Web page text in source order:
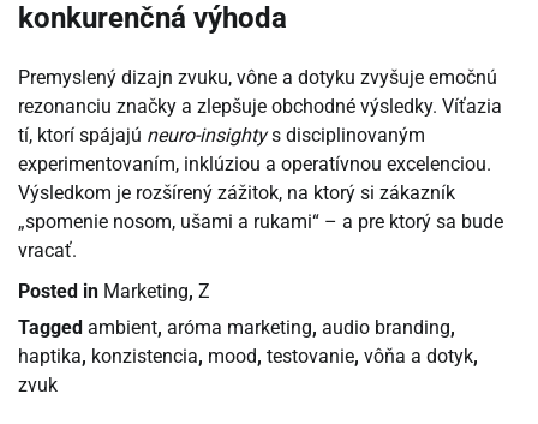
konkurenčná výhoda
Premyslený dizajn zvuku, vône a dotyku zvyšuje emočnú
rezonanciu značky a zlepšuje obchodné výsledky. Víťazia
tí, ktorí spájajú neuro-insightys disciplinovaným
experimentovaním, inklúziou a operatívnou excelenciou.
Výsledkom je rozšírený zážitok, na ktorý si zákazník
„spomenie nosom, ušami a rukami“ – a pre ktorý sa bude
vracať.
Posted in Marketing, Z
Tagged ambient, aróma marketing, audio branding,
haptika, konzistencia, mood, testovanie, vôňa a dotyk,
zvuk